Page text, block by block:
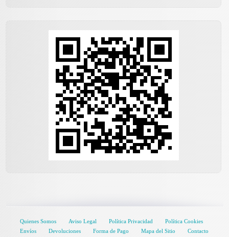
Quienes Somos Aviso Legal Política Privacidad
Política Cookies
Envíos
Devoluciones Forma de Pago Mapa del Sitio Contacto